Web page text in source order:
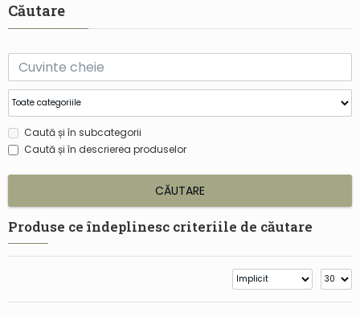
Căutare
Caută și în subcategorii
Caută și în descrierea produselor
CĂUTARE
Produse ce îndeplinesc criteriile de căutare